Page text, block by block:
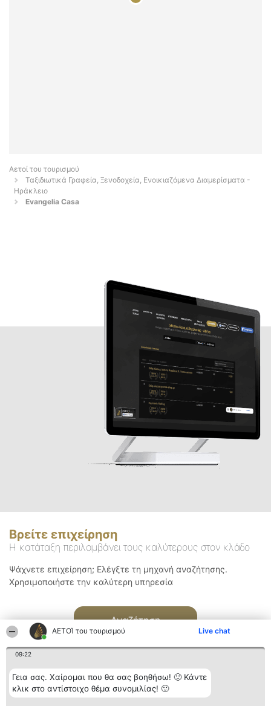
ΑΕΤΟΊ του τουρισμού Live chat
09:22
Γεια σας. Χαίρομαι που θα σας βοηθήσω! 🙂 Κάντε
κλικ στο αντίστοιχο θέμα συνομιλίας! 🙂
Αετοί του τουρισμού
Ταξιδιωτικά Γραφεία, Ξενοδοχεία, Ενοικιαζόμενα Διαμερίσματα -
Ηράκλειο
Evangelia Casa
Βρείτε επιχείρηση
Η κατάταξη περιλαμβάνει τους καλύτερους στον κλάδο
Ψάχνετε επιχείρηση; Ελέγξτε τη μηχανή αναζήτησης.
Χρησιμοποιήστε την καλύτερη υπηρεσία
Αναζήτηση